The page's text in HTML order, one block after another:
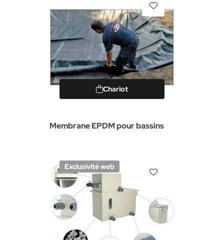
Chariot
Membrane EPDM pour bassins
Exclusivité web